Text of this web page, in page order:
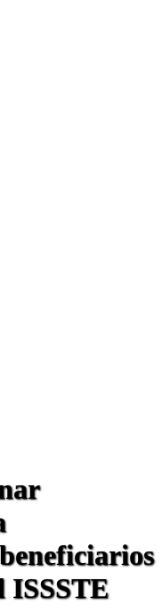
ISSSTE